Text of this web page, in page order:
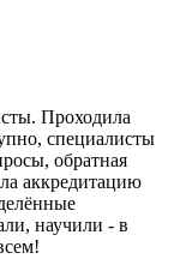
Проходила
специалисты
обратная
аккредитацию
научили - в